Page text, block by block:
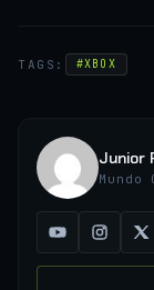
TAGS: #XBOX
Junior
Mundo